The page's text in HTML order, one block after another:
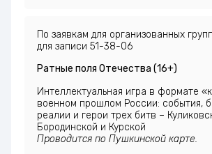
По заявкам для организованных
для записи 51-38-06
Ратные поля Отечества (16+)
Интеллектуальная игра в формате
военном прошлом России: события,
реалии и герои трех битв –
Бородинской и Курской
Проводится по Пушкинской карте.